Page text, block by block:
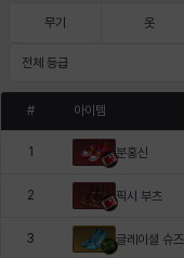
무기 옷
전체 등급
# 아이템
1 분홍신
2 픽시 부츠
3 글레이셜 슈즈